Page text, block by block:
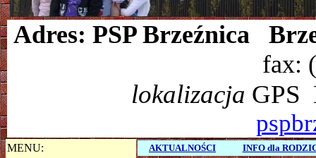
Adres: PSP Brzeźnica
fax:
lokalizacja GPS
MENU: AKTUALNOŚCI INFO dla